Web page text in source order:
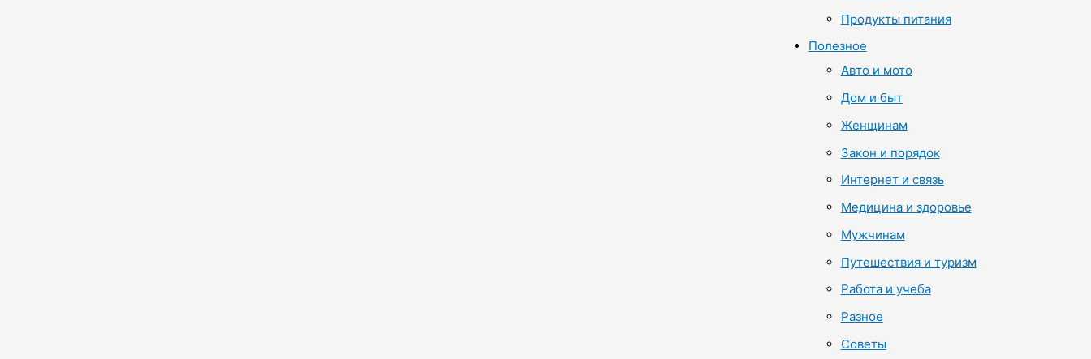
Продукты питания
Полезное
Авто и мото
Дом и быт
Женщинам
Закон и порядок
Интернет и связь
Медицина и здоровье
Мужчинам
Путешествия и туризм
Работа и учеба
Разное
Советы